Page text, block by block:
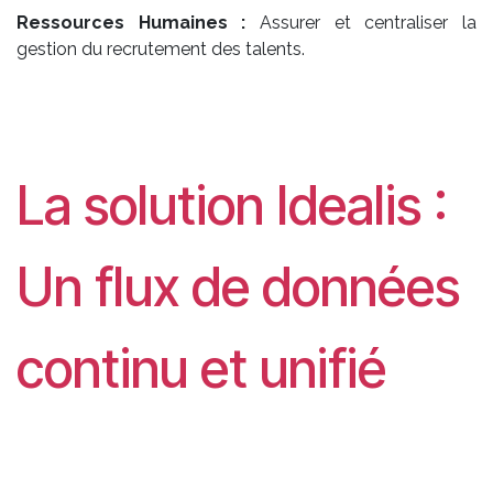
Ressources Humaines : Assurer et centraliser la
gestion du recrutement des talents.
La solution Idealis :
Un flux de données
continu et unifié